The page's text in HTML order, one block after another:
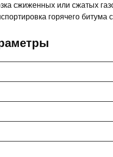
сжиженных или сжатых
горячего битума